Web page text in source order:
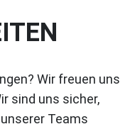
Wir freuen uns
sind uns sicher,
Teams